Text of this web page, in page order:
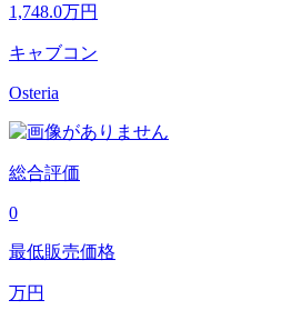
1,748.0万円
キャブコン
Osteria
総合評価
0
最低販売価格
万円